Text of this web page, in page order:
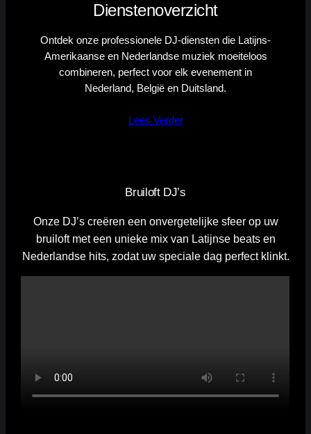
Dienstenoverzicht
Ontdek onze professionele DJ-diensten die Latijns-
Amerikaanse en Nederlandse muziek moeiteloos
combineren, perfect voor elk evenement in
Nederland, België en Duitsland.
Lees Verder
Bruiloft DJ’s
Onze DJ’s creëren een onvergetelijke sfeer op uw
bruiloft met een unieke mix van Latijnse beats en
Nederlandse hits, zodat uw speciale dag perfect klinkt.